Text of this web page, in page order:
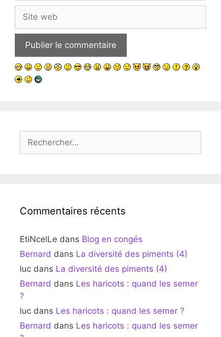
Site
web
Rechercher :
Commentaires récents
EtiNcelLe dans Blog en congés
Bernard dans La diversité des piments (4)
luc dans La diversité des piments (4)
Bernard dans Les haricots : quand les semer
?
luc dans Les haricots : quand les semer ?
Bernard dans Les haricots : quand les semer